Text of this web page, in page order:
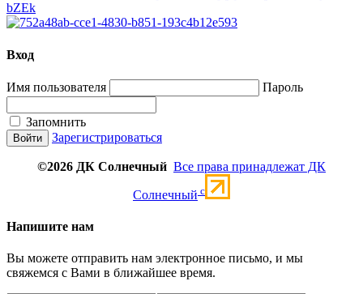
Вход
Имя пользователя Пароль
Запомнить
Зарегистрироваться
©2026 ДК Солнечный Все права принадлежат ДК
Солнечный c
Напишите нам
Вы можете отправить нам электронное письмо, и мы
свяжемся с Вами в ближайшее время.